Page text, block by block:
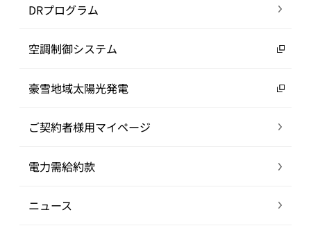
DRプログラム
空調制御システム
豪雪地域太陽光発電
ご契約者様用マイページ
電力需給約款
ニュース